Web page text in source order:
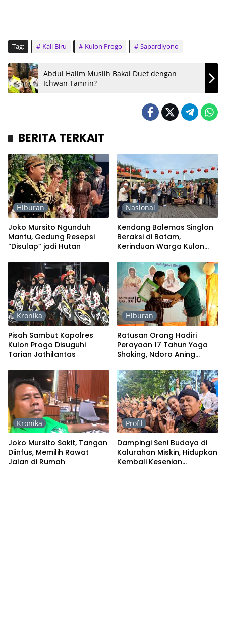
Tag: Kali Biru Kulon Progo Sapardiyono
Abdul Halim Muslih Bakal Duet dengan
Ichwan Tamrin?
BERITA TERKAIT
Hiburan
Joko Mursito Ngunduh
Mantu, Gedung Resepsi
“Disulap” jadi Hutan
Nasional
Kendang Balemas Singlon
Beraksi di Batam,
Kerinduan Warga Kulon
Halaman Terobati
Kronika
Pisah Sambut Kapolres
Kulon Progo Disuguhi
Tarian Jathilantas
Hiburan
Ratusan Orang Hadiri
Perayaan 17 Tahun Yoga
Shaking, Ndoro Aning
YSCJK
Kronika
Joko Mursito Sakit, Tangan
Diinfus, Memilih Rawat
Jalan di Rumah
Profil
Dampingi Seni Budaya di
Kalurahan Miskin, Hidupkan
Kembali Kesenian